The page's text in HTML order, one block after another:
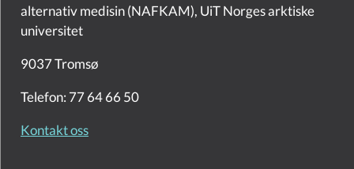
alternativ medisin (NAFKAM), UiT Norges arktiske
universitet
9037 Tromsø
Telefon: 77 64 66 50
Kontakt oss